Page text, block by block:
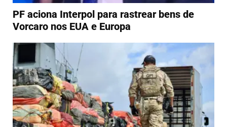
PF aciona Interpol para rastrear bens de
Vorcaro nos EUA e Europa